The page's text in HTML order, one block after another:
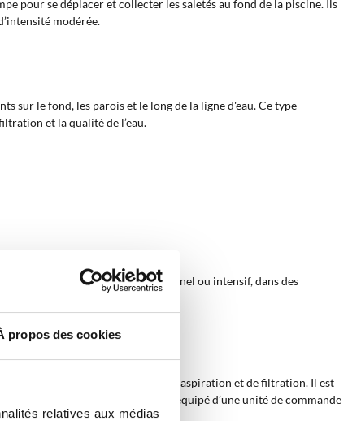
propos des cookies
relatives aux médias
pour se déplacer et collecter les saletés au fond de la piscine. Ils
modérée.
sur le fond, les parois et le long de la ligne d'eau. Ce type
et la qualité de l’eau.
que pour un usage professionnel ou intensif, dans des
à un système motorisé de traction, d’aspiration et de filtration. Il est
milieu aquatique. Le robot est équipé d’une unité de commande